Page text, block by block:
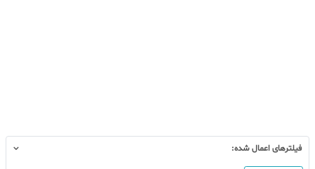
فیلترهای اعمال شده: